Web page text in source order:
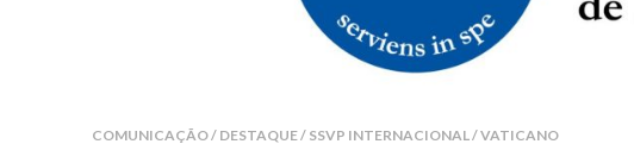
COMUNICAÇÃO/ DESTAQUE/ SSVP INTERNACIONAL/VATICANO